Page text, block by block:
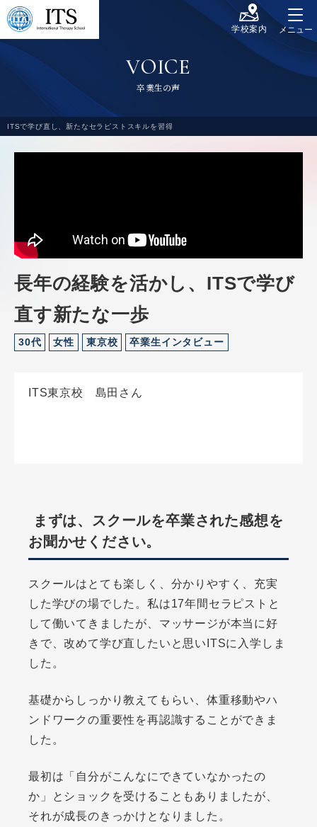
学校案内 メニュー
ITSで学び直し、新たなセラピストスキルを習得
VOICE
卒業生の声
長年の経験を活かし、ITSで学び
直す新たな一歩
30代 女性 東京校 卒業生インタビュー
ITS東京校 島田さん
まずは、スクールを卒業された感想を
お聞かせください。
スクールはとても楽しく、分かりやすく、充実
した学びの場でした。私は17年間セラピストと
して働いてきましたが、マッサージが本当に好
きで、改めて学び直したいと思いITSに入学しま
した。
基礎からしっかり教えてもらい、体重移動やハ
ンドワークの重要性を再認識することができま
した。
最初は「自分がこんなにできていなかったの
か」とショックを受けることもありましたが、
それが成長のきっかけとなりました。